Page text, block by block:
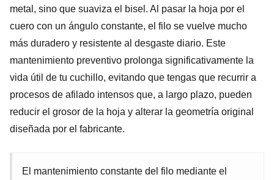
metal, sino que suaviza el bisel. Al pasar la hoja por el
cuero con un ángulo constante, el filo se vuelve mucho
más duradero y resistente al desgaste diario. Este
mantenimiento preventivo prolonga significativamente la
vida útil de tu cuchillo, evitando que tengas que recurrir a
procesos de afilado intensos que, a largo plazo, pueden
reducir el grosor de la hoja y alterar la geometría original
diseñada por el fabricante.
El mantenimiento constante del filo mediante el